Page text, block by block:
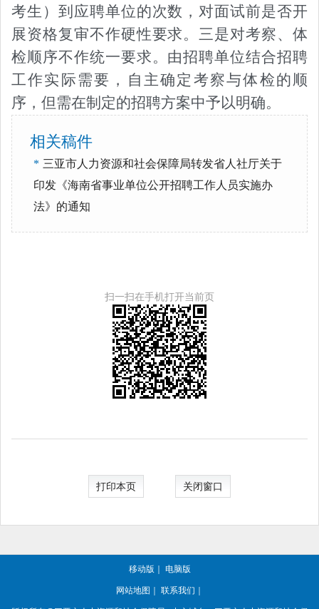
考生）到应聘单位的次数，对面试前是否开
展资格复审不作硬性要求。三是对考察、体
检顺序不作统一要求。由招聘单位结合招聘
工作实际需要，自主确定考察与体检的顺
序，但需在制定的招聘方案中予以明确。
相关稿件
* 三亚市人力资源和社会保障局转发省人社厅关于
印发《海南省事业单位公开招聘工作人员实施办
法》的通知
扫一扫在手机打开当前页
打印本页 关闭窗口
移动版 电脑版
网站地图 联系我们